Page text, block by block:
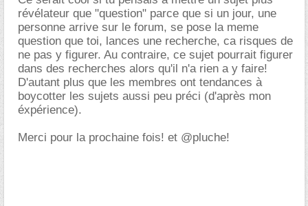
révélateur que "question" parce que si un jour, une
personne arrive sur le forum, se pose la meme
question que toi, lances une recherche, ca risques de
ne pas y figurer. Au contraire, ce sujet pourrait figurer
dans des recherches alors qu'il n'a rien a y faire!
D'autant plus que les membres ont tendances à
boycotter les sujets aussi peu préci (d'après mon
éxpérience).
Merci pour la prochaine fois! et @pluche!